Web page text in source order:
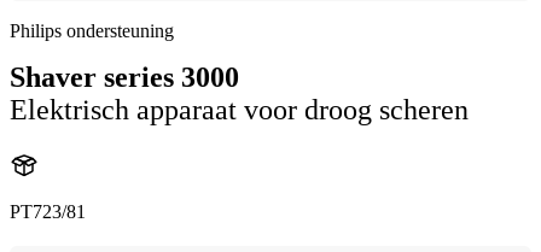
Philips ondersteuning
Shaver series 3000
Elektrisch apparaat voor droog scheren
PT723/81